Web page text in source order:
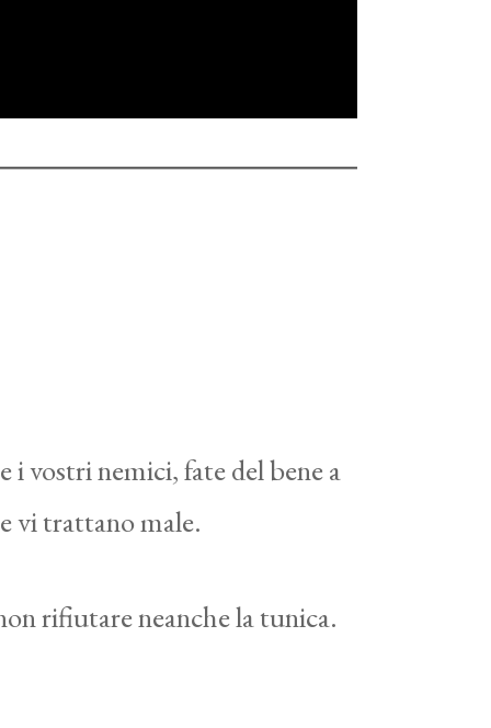
i vostri nemici, fate del bene a
vi trattano male.
rifiutare neanche la tunica.